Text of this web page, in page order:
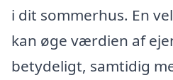
i dit sommerhus. En
kan øge værdien af
betydeligt, samtidig